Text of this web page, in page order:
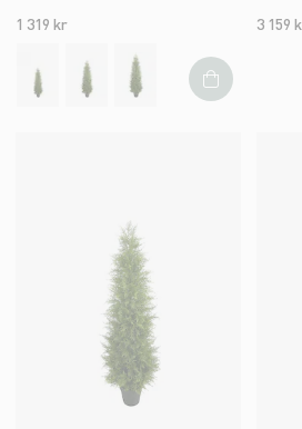
1 319 kr
3 159